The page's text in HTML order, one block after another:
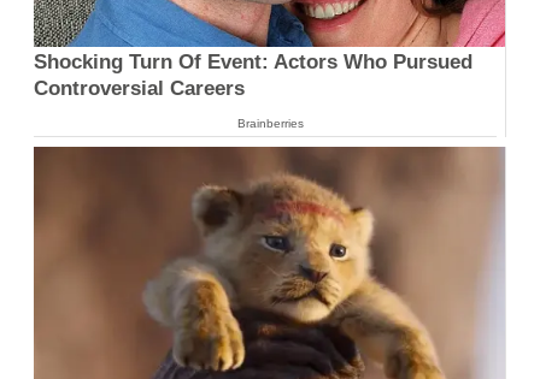
Shocking Turn Of Event: Actors Who Pursued
Controversial Careers
Brainberries